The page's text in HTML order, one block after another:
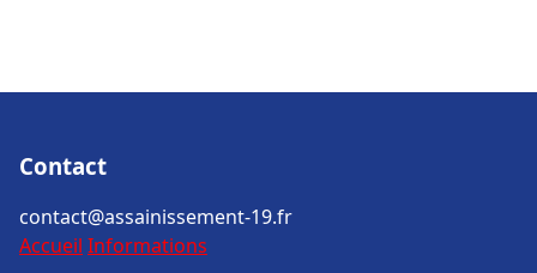
Contact
contact@assainissement-19.fr
Accueil Informations